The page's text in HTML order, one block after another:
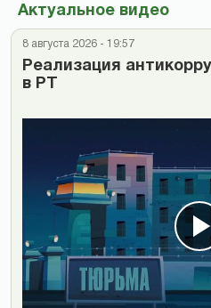
Актуальное видео
8 августа 2026 - 19:57
Реализация
в РТ